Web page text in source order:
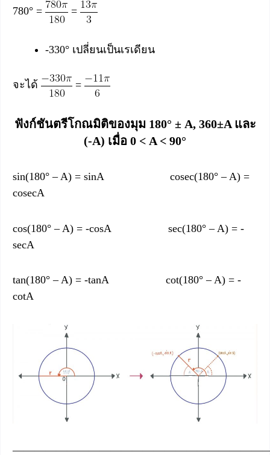
780° = =
-330° เปลี่ยนเป็นเรเดียน
จะได้ =
ฟังก์ชันตรีโกณมิติของมุม 180° ± A, 360±A และ
(-A) เมื่อ 0 < A < 90°
sin(180° – A) = sinA cosec(180° – A) =
cosecA
cos(180° – A) = -cosA sec(180° – A) = -
secA
tan(180° – A) = -tanA cot(180° – A) = -
cotA